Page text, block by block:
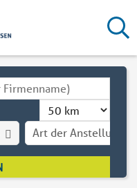
Art der Anstellung